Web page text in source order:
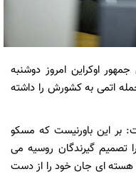
اوکراین امروز دوشنبه
اتمی به کشورش را داشته
بر این باورنیست که مسکو
تصمیم گیرندگان روسیه می
ای جان خود را از دست